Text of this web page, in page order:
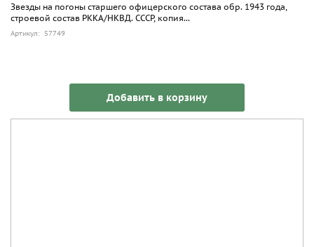
Звезды на погоны старшего офицерского состава обр. 1943 года,
строевой состав РККА/НКВД. СССР, копия...
Артикул: 57749
Добавить в корзину